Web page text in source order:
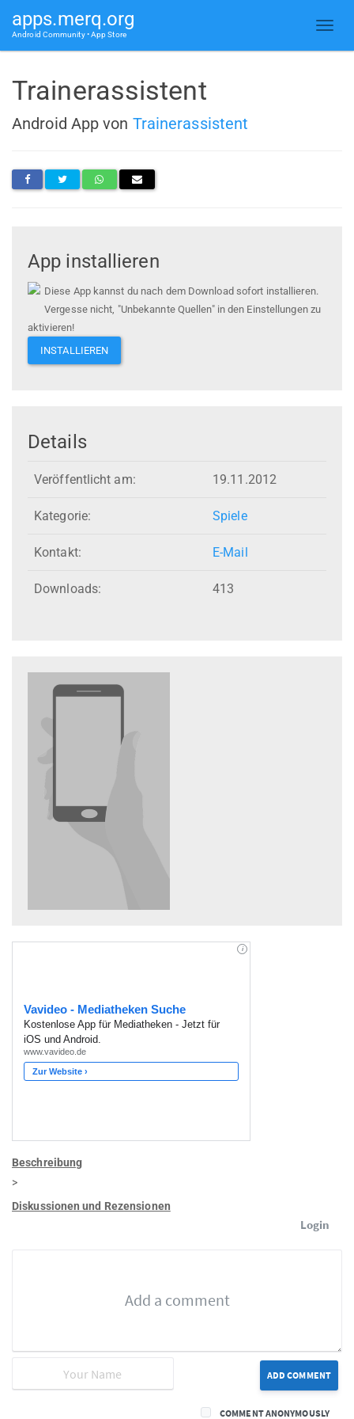
apps.merq.org
Android Community • App Store
Trainerassistent
Android App von Trainerassistent
App installieren
Diese App kannst du nach dem Download sofort installieren.
Vergesse nicht, "Unbekannte Quellen" in den Einstellungen zu
aktivieren!
INSTALLIEREN
Details
Veröffentlicht am: 19.11.2012
Kategorie: Spiele
Kontakt: E-Mail
Downloads: 413
Beschreibung
>
Diskussionen und Rezensionen
Login
ADD COMMENT
COMMENT ANONYMOUSLY